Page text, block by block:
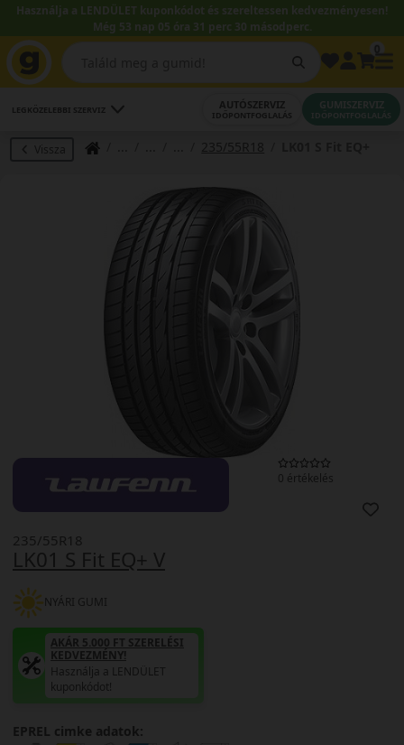
Használja a LENDÜLET kuponkódot és szereltessen kedvezményesen!
Még 53 nap 05 óra 31 perc 30 másodperc.
LEGKÖZELEBBI SZERVIZ AUTÓSZERVIZ
IDŐPONTFOGLALÁS
GUMISZERVIZ
IDŐPONTFOGLALÁS
Vissza 235/55R18
0 értékelés
LK01 S Fit EQ+ V
235/55R18
NYÁRI GUMI
AKÁR 5.000 FT SZERELÉSI
KEDVEZMÉNY!
Használja a LENDÜLET
kuponkódot!
EPREL cimke adatok: